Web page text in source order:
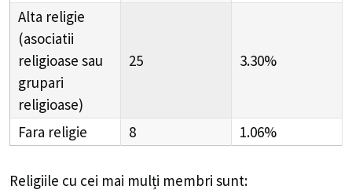
Alta religie
(asociatii
religioase sau
grupari
religioase)
25 3.30%
Fara religie 8 1.06%
Religiile cu cei mai mulți membri sunt: